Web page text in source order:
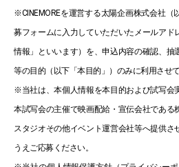
※CINEMOREを運営する太陽企画株式会社（
募フォームに入力していただいたメールアド
情報」といいます）を、申込内容の確認、抽
等の目的（以下「本目的」）のみに利用させ
※当社は、本個人情報を本目的および試写会
本試写会の主催で映画配給・宣伝会社である
スタジオその他イベント運営会社等へ提供
うえご応募ください。